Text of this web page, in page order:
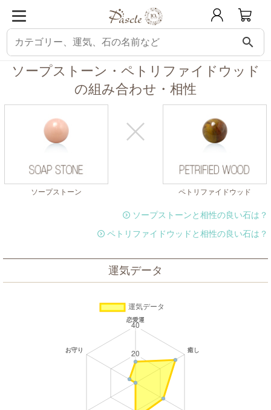
search
パスクル 組み合わせ・相性チェック ソープストーンと相性の良い石 ソー
ソープストーン・ペトリファイドウッド
の組み合わせ・相性
ソープストーン ペトリファイドウッド
ソープストーンと相性の良い石は？
ペトリファイドウッドと相性の良い石は？
運気データ